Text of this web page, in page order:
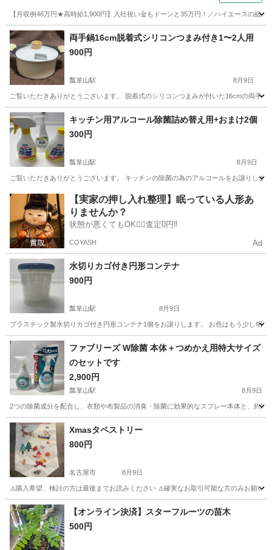
【月収例46万円★高時給1,900円】入社祝い金もドーンと35万円！／ハイエースの組
岐阜 各務原市 その他
両手鍋16cm脱着式シリコンつまみ付き1〜2人用
900円
瓢箪山駅 8月9日
ご覧いただきありがとうございます。 脱着式のシリコンつまみが付いた16cmの両手
愛知 名古屋市 瓢箪山駅
キッチン用アルコール除菌詰め替え用+おまけ2個
300円
瓢箪山駅 8月9日
ご覧いただきありがとうございます。 キッチンの除菌の為のアルコールをお譲りし
愛知 名古屋市 瓢箪山駅 家庭用品 アルコール
【実家の押し入れ整理】眠っている人形あ
りませんか？
状態が悪くてもOK🙆‍♀️査定0円‼️
COYASH Ad
水切りカゴ付き円形コンテナ
900円
瓢箪山駅 8月9日
プラスチック製水切りカゴ付き円形コンテナ1個をお譲りします。 お色はもう少し明
愛知 名古屋市 瓢箪山駅 家庭用品 コンテナ
ファブリーズ W除菌 本体＋つめかえ用特大サイズ
のセットです
2,900円
瓢箪山駅 8月9日
2つの除菌成分を配合し、衣類や布製品の消臭・除菌に効果的なスプレー本体と、
愛知 名古屋市 瓢箪山駅 芳香剤、消臭剤
Xmasタペストリー
800円
名古屋市 8月9日
⚠️購入希望、検討の方は最後までお読みください ⚠️確実なお取引可能な方のみお願い
愛知 名古屋市 年中行事用品 クリスマスツリー
【オンライン決済】スターフルーツの苗木
500円